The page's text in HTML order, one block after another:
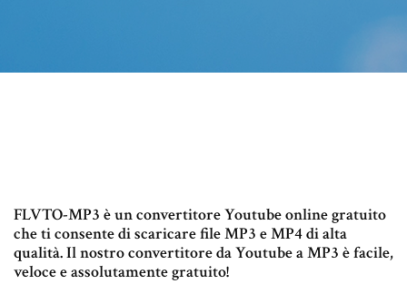
FLVTO-MP3 è un convertitore Youtube online gratuito
che ti consente di scaricare file MP3 e MP4 di alta
qualità. Il nostro convertitore da Youtube a MP3 è facile,
veloce e assolutamente gratuito!